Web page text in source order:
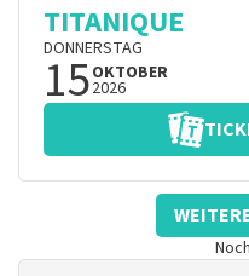
TITANIQUE
DONNERSTAG
15OKTOBER
2026
Noch